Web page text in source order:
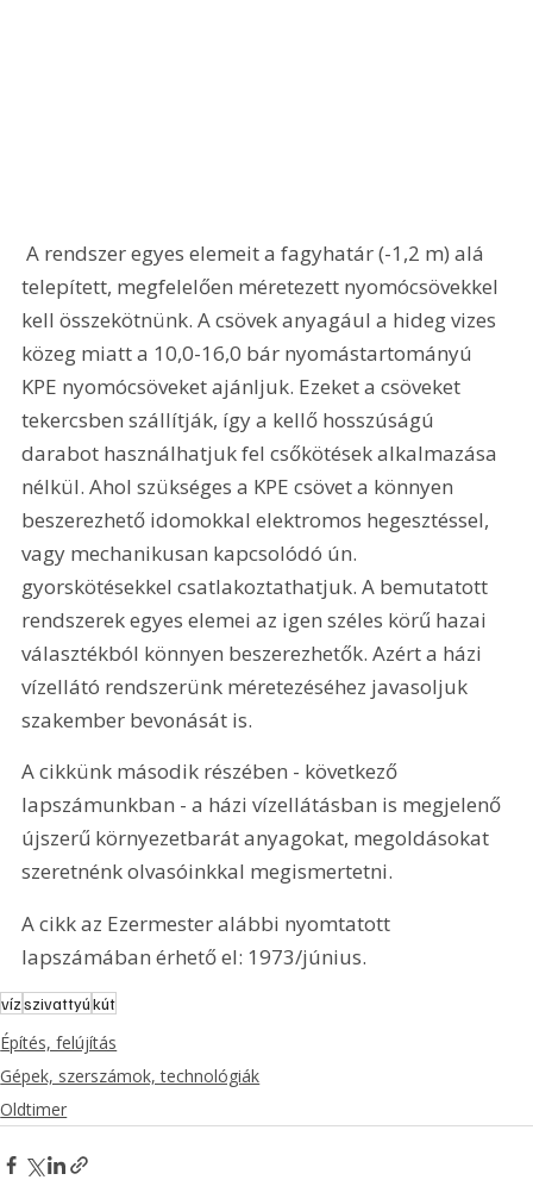
A rendszer egyes elemeit a fagyhatár (-1,2 m) alá
telepített, megfelelően méretezett nyomócsövekkel
kell összekötnünk. A csövek anyagául a hideg vizes
közeg miatt a 10,0-16,0 bár nyomástartományú
KPE nyomócsöveket ajánljuk. Ezeket a csöveket
tekercsben szállítják, így a kellő hosszúságú
darabot használhatjuk fel csőkötések alkalmazása
nélkül. Ahol szükséges a KPE csövet a könnyen
beszerezhető idomokkal elektromos hegesztéssel,
vagy mechanikusan kapcsolódó ún.
gyorskötésekkel csatlakoztathatjuk. A bemutatott
rendszerek egyes elemei az igen széles körű hazai
választékból könnyen beszerezhetők. Azért a házi
vízellátó rendszerünk méretezéséhez javasoljuk
szakember bevonását is.
A cikkünk második részében - következő
lapszámunkban - a házi vízellátásban is megjelenő
újszerű környezetbarát anyagokat, megoldásokat
szeretnénk olvasóinkkal megismertetni.
A cikk az Ezermester alábbi nyomtatott
lapszámában érhető el: 1973/június.
vízszivattyúkút
Építés, felújítás
Gépek, szerszámok, technológiák
Oldtimer